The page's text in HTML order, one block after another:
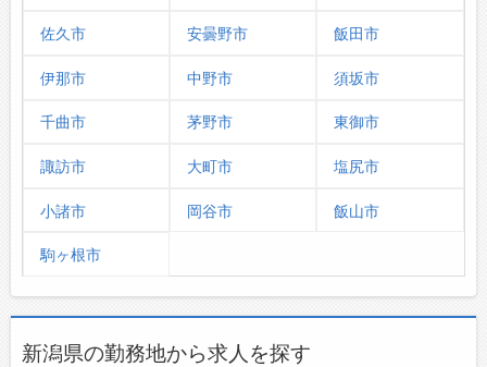
お問い合わせ
よくあるご質問
佐久市 安曇野市 飯田市
伊那市 中野市 須坂市
千曲市 茅野市 東御市
諏訪市 大町市 塩尻市
小諸市 岡谷市 飯山市
駒ヶ根市
新潟県の勤務地から求人を探す